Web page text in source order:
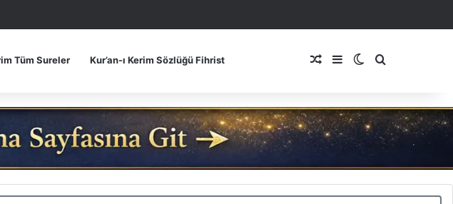
Tüm Sureler Kur’an-ı Kerim Sözlüğü Fihrist Rastgele Makale
Kenar Bölmesi
Dış görünümü
Arama yap